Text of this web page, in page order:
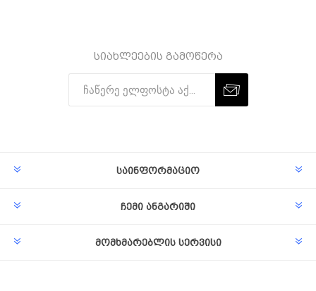
სიახლეების გამოწერა
საინფორმაციო
ჩემი ანგარიში
მომხმარებლის სერვისი